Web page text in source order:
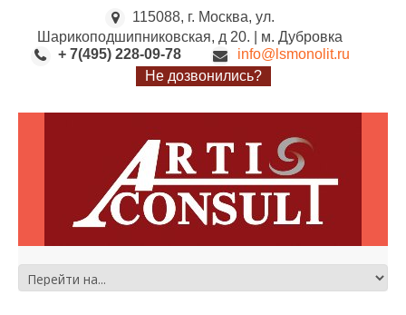
115088, г. Москва, ул.
Шарикоподшипниковская, д 20. | м. Дубровка
+ 7(495) 228-09-78
info@lsmonolit.ru
Не дозвонились?